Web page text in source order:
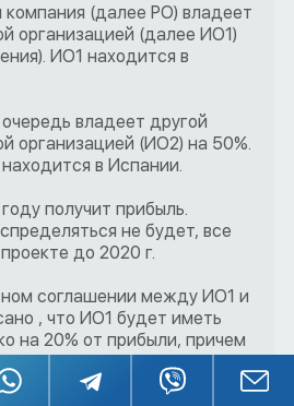
компания (далее РО) владеет
организацией (далее ИО1)
ИО1 находится в
владеет другой
организацией (ИО2) на 50%.
в Испании.
получит прибыль.
не будет, все
до 2020 г.
соглашении между ИО1 и
, что ИО1 будет иметь
на 20% от прибыли, причем
а это где-то 2020
не имеет права на 50% от